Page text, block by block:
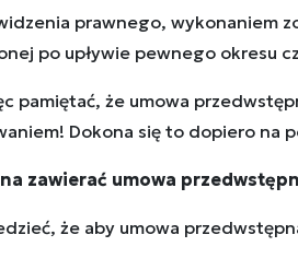
prawnego, wykonaniem
po upływie pewnego okresu
pamiętać, że umowa
Dokona się to dopiero na
zawierać umowa
że aby umowa